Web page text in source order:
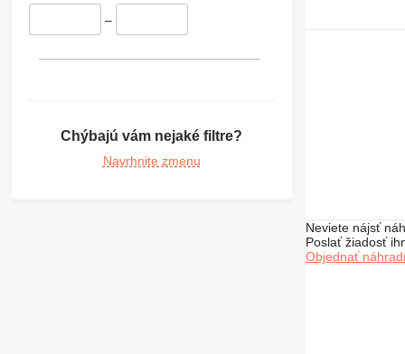
434
631
–
Chýbajú vám nejaké filtre?
Navrhnite zmenu
Neviete nájsť
Poslať žiadosť
Objednať